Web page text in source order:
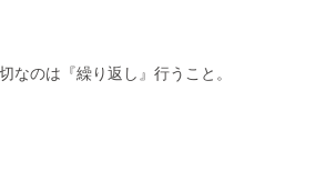
なのは『繰り返し』行うこと。